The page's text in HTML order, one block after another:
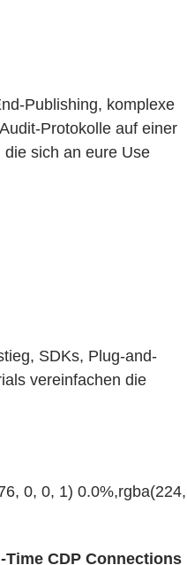
Publishing, komplexe
Protokolle auf einer
sich an eure Use
SDKs, Plug-and-
vereinfachen die
0, 0, 1) 0.0%,rgba(224,
CDP Connections